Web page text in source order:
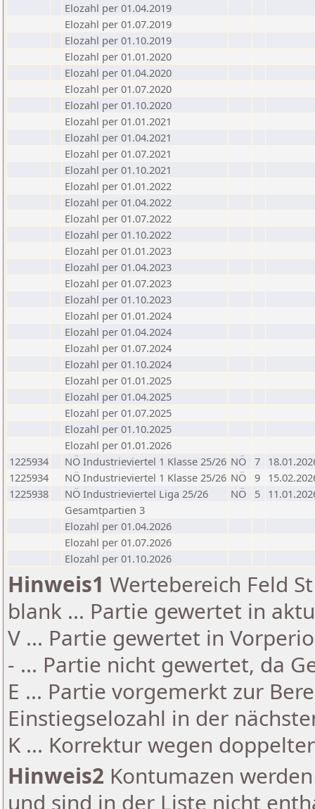
Elozahl per 01.04.2019
Elozahl per 01.07.2019
Elozahl per 01.10.2019
Elozahl per 01.01.2020
Elozahl per 01.04.2020
Elozahl per 01.07.2020
Elozahl per 01.10.2020
Elozahl per 01.01.2021
Elozahl per 01.04.2021
Elozahl per 01.07.2021
Elozahl per 01.10.2021
Elozahl per 01.01.2022
Elozahl per 01.04.2022
Elozahl per 01.07.2022
Elozahl per 01.10.2022
Elozahl per 01.01.2023
Elozahl per 01.04.2023
Elozahl per 01.07.2023
Elozahl per 01.10.2023
Elozahl per 01.01.2024
Elozahl per 01.04.2024
Elozahl per 01.07.2024
Elozahl per 01.10.2024
Elozahl per 01.01.2025
Elozahl per 01.04.2025
Elozahl per 01.07.2025
Elozahl per 01.10.2025
Elozahl per 01.01.2026
1225934
NÖ Industrieviertel 1 Klasse 25/26 NÖ 7
1225934
NÖ Industrieviertel 1 Klasse 25/26 NÖ 9
1225938
NÖ Industrieviertel Liga 25/26 NÖ 5
Gesamtpartien 3
Elozahl per 01.04.2026
Elozahl per 01.07.2026
Elozahl per 01.10.2026
Hinweis1 Wertebereich Feld
blank ... Partie gewertet in
V ... Partie gewertet in
- ... Partie nicht gewertet, da
E ... Partie vorgemerkt zur
Einstiegselozahl in der
K ... Korrektur wegen
Hinweis2 Kontumazen
und sind in der Liste nicht